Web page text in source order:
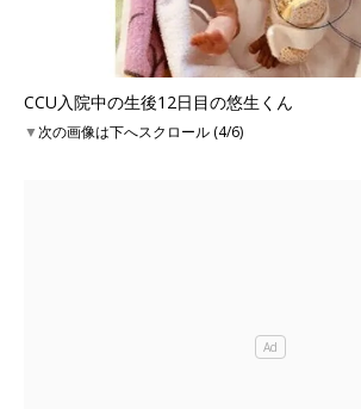
CCU入院中の生後12日目の悠生くん
▼次の画像は下へスクロール (4/6)